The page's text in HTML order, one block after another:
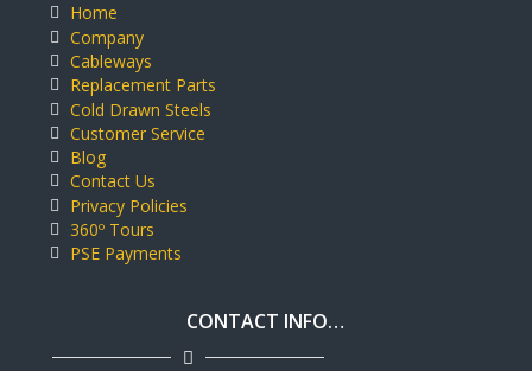
Home
Company
Cableways
Replacement Parts
Cold Drawn Steels
Customer Service
Blog
Contact Us
Privacy Policies
360º Tours
PSE Payments
CONTACT INFO…